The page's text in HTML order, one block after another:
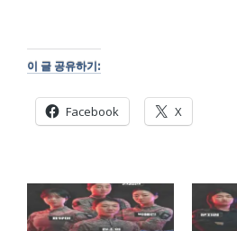
이 글 공유하기:
Facebook X